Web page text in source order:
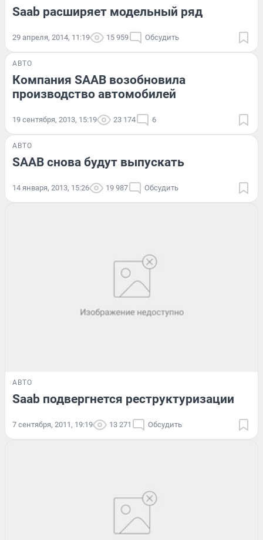
Saab расширяет модельный ряд
29 апреля, 2014, 11:19 15 959 Обсудить
АВТО
Компания SAAB возобновила
производство автомобилей
19 сентября, 2013, 15:19 23 174 6
АВТО
SAAB снова будут выпускать
14 января, 2013, 15:26 19 987 Обсудить
АВТО
Saab подвергнется реструктуризации
7 сентября, 2011, 19:19 13 271 Обсудить